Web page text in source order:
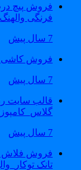
فروش پیچ
فرنگی والهنگ۰۹۱۲۱۵۰۷۸۲۵
فروش
قالب سایت
فروش فلاش
تانک